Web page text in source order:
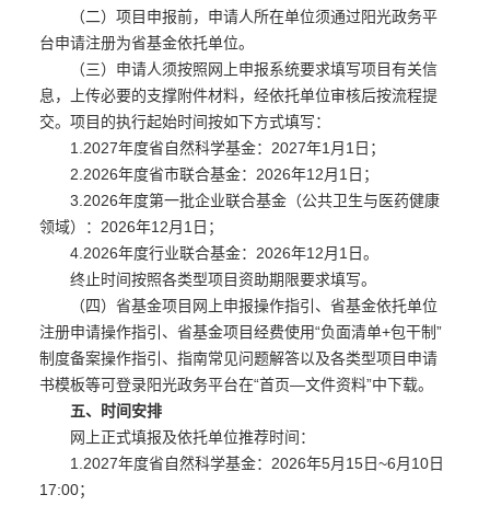
（二）项目申报前，申请人所在单位须通过阳光政务平
台申请注册为省基金依托单位。
（三）申请人须按照网上申报系统要求填写项目有关信
息，上传必要的支撑附件材料，经依托单位审核后按流程提
交。项目的执行起始时间按如下方式填写：
1.2027年度省自然科学基金：2027年1月1日；
2.2026年度省市联合基金：2026年12月1日；
3.2026年度第一批企业联合基金（公共卫生与医药健康
领域）：2026年12月1日；
4.2026年度行业联合基金：2026年12月1日。
终止时间按照各类型项目资助期限要求填写。
（四）省基金项目网上申报操作指引、省基金依托单位
注册申请操作指引、省基金项目经费使用“负面清单+包干制”
制度备案操作指引、指南常见问题解答以及各类型项目申请
书模板等可登录阳光政务平台在“首页—文件资料”中下载。
五、时间安排
网上正式填报及依托单位推荐时间：
1.2027年度省自然科学基金：2026年5月15日~6月10日
17:00；